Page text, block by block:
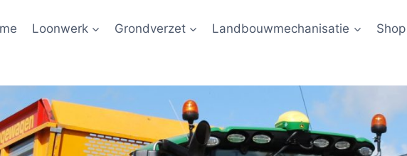
Loonwerk Grondverzet Landbouwmechanisatie Shop